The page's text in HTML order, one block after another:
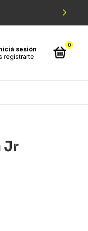
sesión
registrarte
0
Jr